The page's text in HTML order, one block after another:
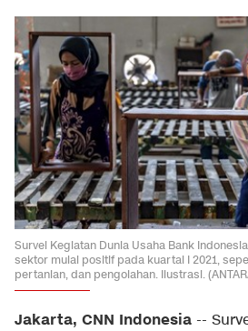
Survei Kegiatan Dunia Usaha Bank
sektor mulai positif pada kuartal I 2021,
pertanian, dan pengolahan. Ilustrasi.
Jakarta, CNN Indonesia --